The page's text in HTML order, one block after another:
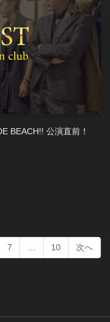
BEACH!! 公演直前！
7 10 次へ